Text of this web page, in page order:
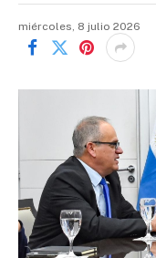
miércoles, 8 julio 2026